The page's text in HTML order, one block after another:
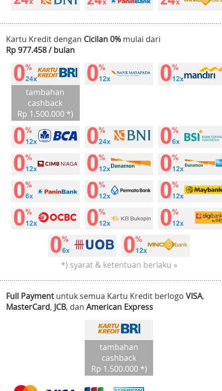
Kartu Kredit dengan Cicilan 0% mulai dari
Rp 977.458 / bulan
tambahan
cashback
Rp 1.500.000 *)
*) syarat & ketentuan berlaku »
Full Payment untuk semua Kartu Kredit berlogo VISA,
MasterCard, JCB, dan American Express
tambahan
cashback
Rp 1.500.000 *)